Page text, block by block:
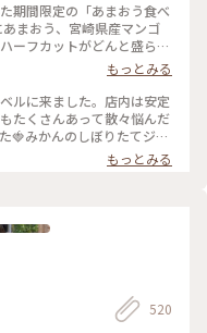
期間限定の「あまおう食べ
まおう、宮崎県産マンゴ
ーフカットがどんと盛られ
っくり。あまおうはもちろ
も甘々に完熟していて美味
スタ、アイス、あまおう
放題です。フルーツサンド
らフルーツサンドばかり食
ますが内容を考えるとかな
園リーベル#あまおう#マ
もっとみる
ルに来ました。店内は安定
たくさんあって散々悩んだ
🍓みかんのしぼりたてジュ
ベル #いちご #ケーキ #新
もっとみる
520